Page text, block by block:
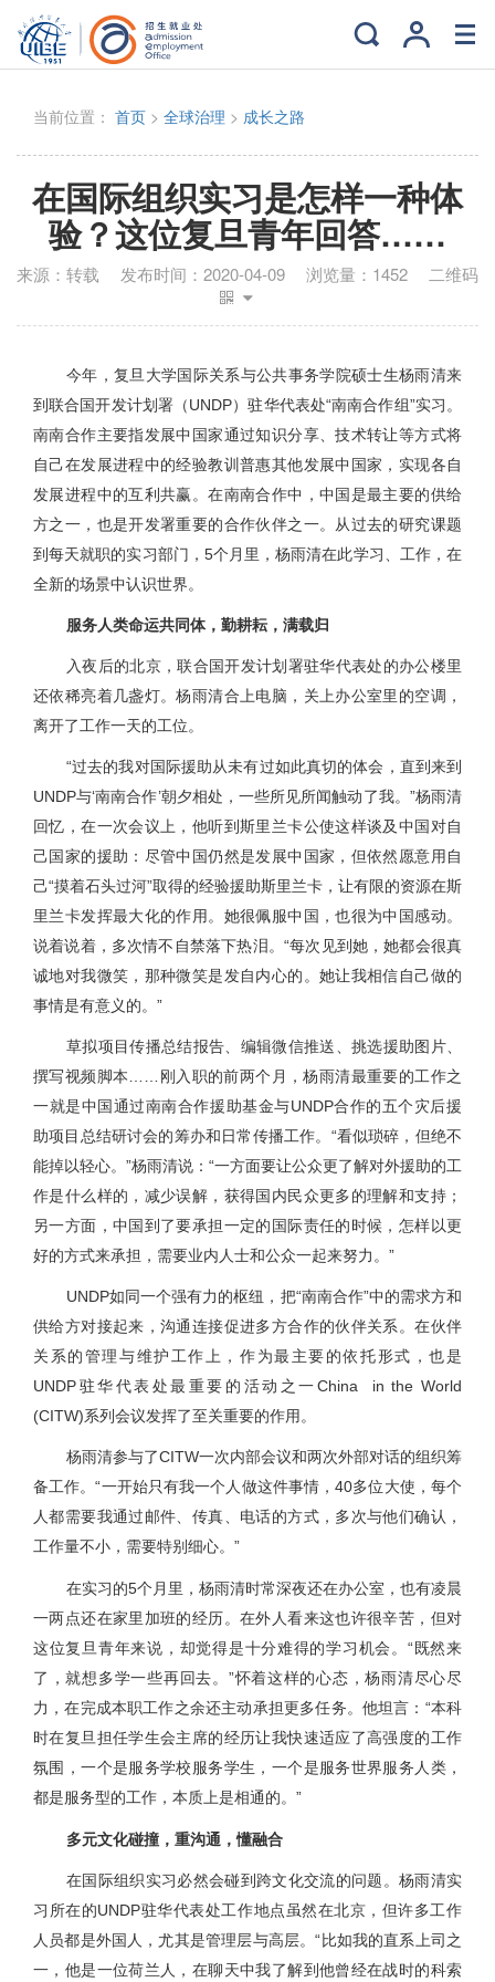
当前位置： 首页 > 全球治理 > 成长之路
在国际组织实习是怎样一种体
验？这位复旦青年回答……
来源： 转载 发布时间： 2020-04-09 浏览量： 1452 二维码
今年，复旦大学国际关系与公共事务学院硕士生杨雨清来
到联合国开发计划署（UNDP）驻华代表处“南南合作组”实习。
南南合作主要指发展中国家通过知识分享、技术转让等方式将
自己在发展进程中的经验教训普惠其他发展中国家，实现各自
发展进程中的互利共赢。在南南合作中，中国是最主要的供给
方之一，也是开发署重要的合作伙伴之一。从过去的研究课题
到每天就职的实习部门，5个月里，杨雨清在此学习、工作，在
全新的场景中认识世界。
服务人类命运共同体，勤耕耘，满载归
入夜后的北京，联合国开发计划署驻华代表处的办公楼里
还依稀亮着几盏灯。杨雨清合上电脑，关上办公室里的空调，
离开了工作一天的工位。
“过去的我对国际援助从未有过如此真切的体会，直到来到
UNDP与‘南南合作’朝夕相处，一些所见所闻触动了我。”杨雨清
回忆，在一次会议上，他听到斯里兰卡公使这样谈及中国对自
己国家的援助：尽管中国仍然是发展中国家，但依然愿意用自
己“摸着石头过河”取得的经验援助斯里兰卡，让有限的资源在斯
里兰卡发挥最大化的作用。她很佩服中国，也很为中国感动。
说着说着，多次情不自禁落下热泪。“每次见到她，她都会很真
诚地对我微笑，那种微笑是发自内心的。她让我相信自己做的
事情是有意义的。”
草拟项目传播总结报告、编辑微信推送、挑选援助图片、
撰写视频脚本……刚入职的前两个月，杨雨清最重要的工作之
一就是中国通过南南合作援助基金与UNDP合作的五个灾后援
助项目总结研讨会的筹办和日常传播工作。“看似琐碎，但绝不
能掉以轻心。”杨雨清说：“一方面要让公众更了解对外援助的工
作是什么样的，减少误解，获得国内民众更多的理解和支持；
另一方面，中国到了要承担一定的国际责任的时候，怎样以更
好的方式来承担，需要业内人士和公众一起来努力。”
UNDP如同一个强有力的枢纽，把“南南合作”中的需求方和
供给方对接起来，沟通连接促进多方合作的伙伴关系。在伙伴
关系的管理与维护工作上，作为最主要的依托形式，也是
UNDP驻华代表处最重要的活动之一China in the World
(CITW)系列会议发挥了至关重要的作用。
杨雨清参与了CITW一次内部会议和两次外部对话的组织筹
备工作。“一开始只有我一个人做这件事情，40多位大使，每个
人都需要我通过邮件、传真、电话的方式，多次与他们确认，
工作量不小，需要特别细心。”
在实习的5个月里，杨雨清时常深夜还在办公室，也有凌晨
一两点还在家里加班的经历。在外人看来这也许很辛苦，但对
这位复旦青年来说，却觉得是十分难得的学习机会。“既然来
了，就想多学一些再回去。”怀着这样的心态，杨雨清尽心尽
力，在完成本职工作之余还主动承担更多任务。他坦言：“本科
时在复旦担任学生会主席的经历让我快速适应了高强度的工作
氛围，一个是服务学校服务学生，一个是服务世界服务人类，
都是服务型的工作，本质上是相通的。”
多元文化碰撞，重沟通，懂融合
在国际组织实习必然会碰到跨文化交流的问题。杨雨清实
习所在的UNDP驻华代表处工作地点虽然在北京，但许多工作
人员都是外国人，尤其是管理层与高层。“比如我的直系上司之
一，他是一位荷兰人，在聊天中我了解到他曾经在战时的科索